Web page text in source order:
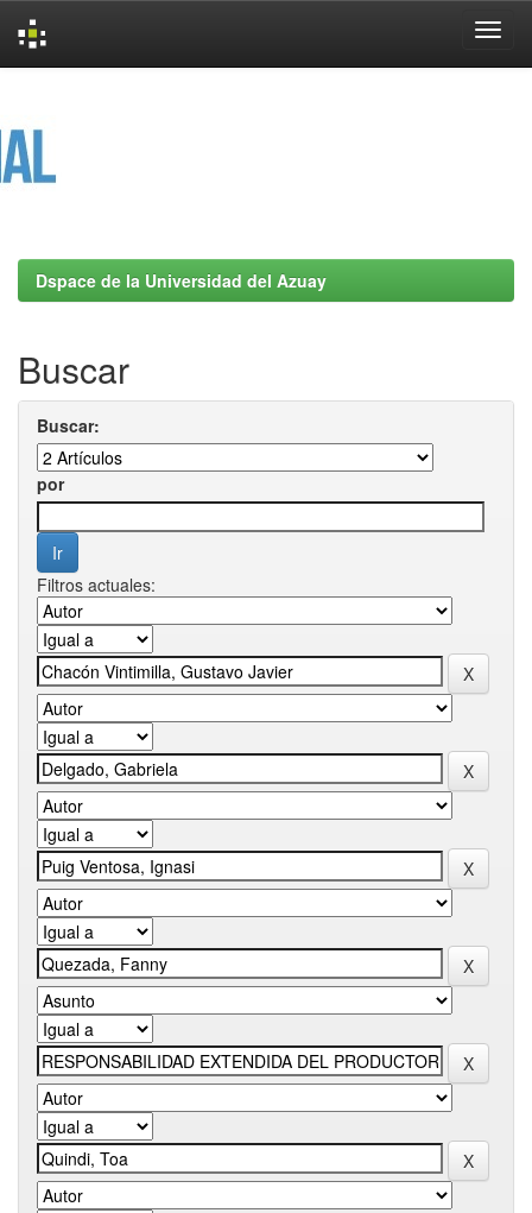
Dspace de la Universidad del Azuay
Buscar
Buscar:
por
Filtros actuales: